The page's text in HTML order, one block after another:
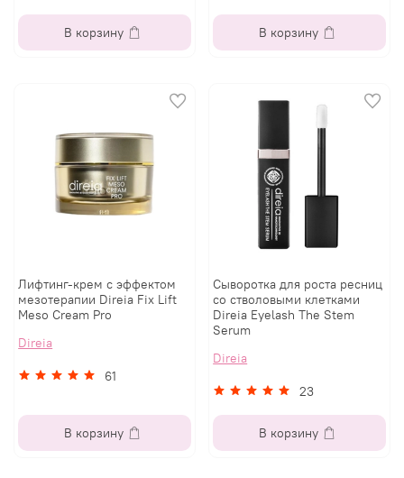
В корзину В корзину
Лифтинг-крем с эффектом
мезотерапии Direia Fix Lift
Meso Cream Pro
Direia
61
В корзину
Сыворотка для роста ресниц
со стволовыми клетками
Direia Eyelash The Stem
Serum
Direia
23
В корзину